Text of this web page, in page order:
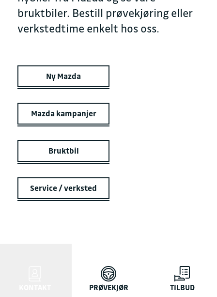
bruktbiler. Bestill prøvekjøring eller
verkstedtime enkelt hos oss.
Ny Mazda
Mazda kampanjer
Bruktbil
Service / verksted
PRØVEKJØR TILBUD